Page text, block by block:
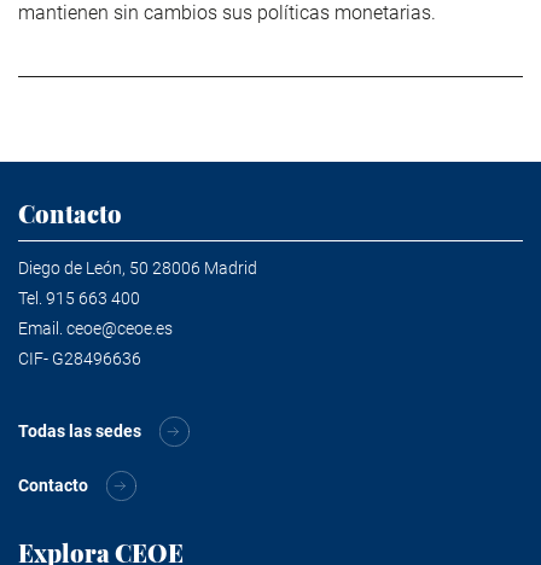
mantienen sin cambios sus políticas monetarias.
Contacto
Diego de León, 50 28006 Madrid
Tel. 915 663 400
Email. ceoe@ceoe.es
CIF- G28496636
Todas las sedes
Contacto
Explora CEOE